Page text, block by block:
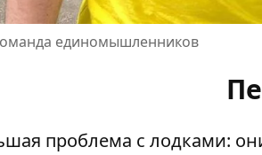
единомышленников
проблема с лодками: